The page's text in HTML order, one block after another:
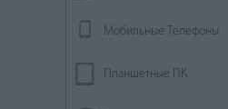
Мобильные Телефоны
Планшетные ПК